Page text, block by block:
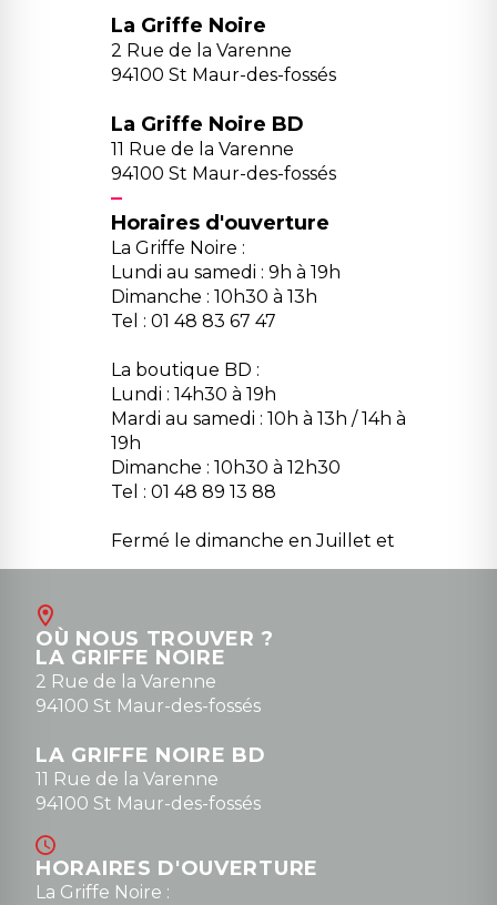
La Griffe Noire
2 Rue de la Varenne
94100 St Maur-des-fossés
La Griffe Noire BD
11 Rue de la Varenne
94100 St Maur-des-fossés
Horaires d'ouverture
La Griffe Noire :
Lundi au samedi : 9h à 19h
Dimanche : 10h30 à 13h
Tel : 01 48 83 67 47
La boutique BD :
Lundi : 14h30 à 19h
Mardi au samedi : 10h à 13h / 14h à
19h
Dimanche : 10h30 à 12h30
Tel : 01 48 89 13 88
Fermé le dimanche en Juillet et
Août
contact@la-griffe-noire.com
0148836747
OÙ NOUS TROUVER ?
LA GRIFFE NOIRE
2 Rue de la Varenne
94100 St Maur-des-fossés
LA GRIFFE NOIRE BD
11 Rue de la Varenne
94100 St Maur-des-fossés
HORAIRES D'OUVERTURE
La Griffe Noire :